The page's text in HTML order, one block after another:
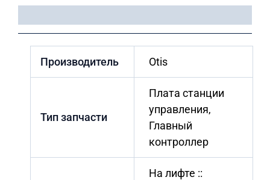
Производитель Otis
Тип запчасти
Плата станции
управления,
Главный
контроллер
На лифте ::